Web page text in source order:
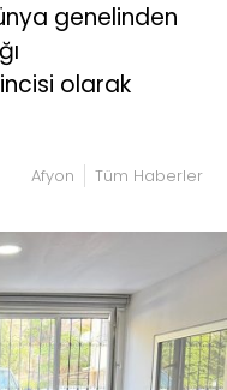
genelinden
olarak
Afyon Tüm Haberler